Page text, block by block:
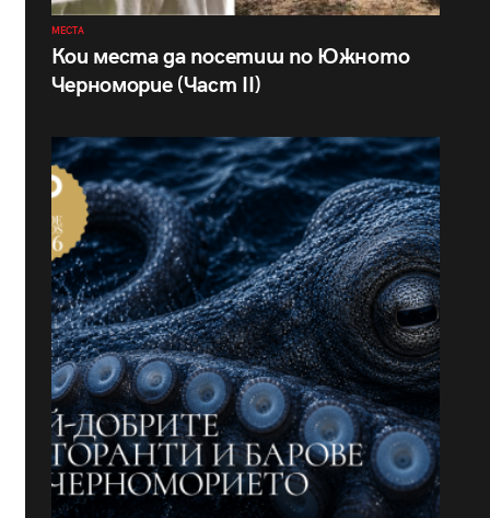
МЕСТА
Кои места да посетиш по Южното
Черноморие (Част II)